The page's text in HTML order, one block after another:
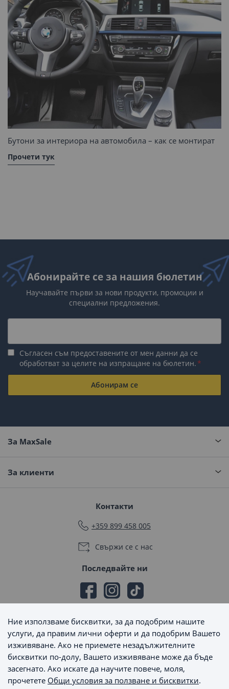
Бутони за интериора на автомобила – как се монтират
Прочети тук
Абонирайте се за нашия бюлетин
Научавайте първи за нови продукти, промоции и
специални предложения.
Съгласен съм предоставените от мен данни да се
обработват за целите на изпращане на бюлетин.
Абонирам се
За MaxSale
За клиенти
Контакти
+359 899 458 005
Свържи се с нас
Последвайте ни
Начини на плащане
Начини на доставка
Ние използваме бисквитки, за да подобрим нашите
услуги, да правим лични оферти и да подобрим Вашето
изживяване. Ако не приемете незадължителните
бисквитки по-долу, Вашето изживяване може да бъде
засегнато. Ако искате да научите повече, моля,
прочетете Общи условия за ползване и бисквитки.